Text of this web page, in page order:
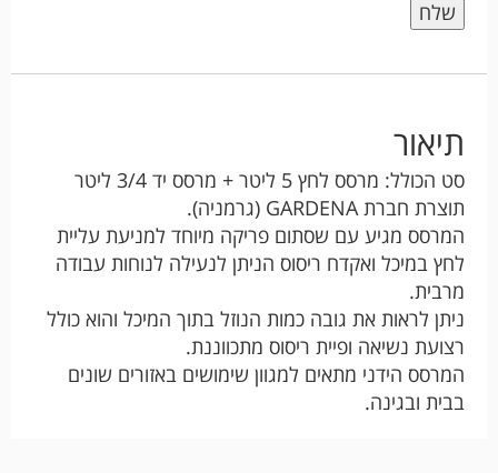
תיאור
סט הכולל: מרסס לחץ 5 ליטר + מרסס יד 3/4 ליטר
תוצרת חברת GARDENA (גרמניה).
המרסס מגיע עם שסתום פריקה מיוחד למניעת עליית
לחץ במיכל ואקדח ריסוס הניתן לנעילה לנוחות עבודה
מרבית.
ניתן לראות את גובה כמות הנוזל בתוך המיכל והוא כולל
רצועת נשיאה ופיית ריסוס מתכווננת.
המרסס הידני מתאים למגוון שימושים באזורים שונים
בבית ובגינה.